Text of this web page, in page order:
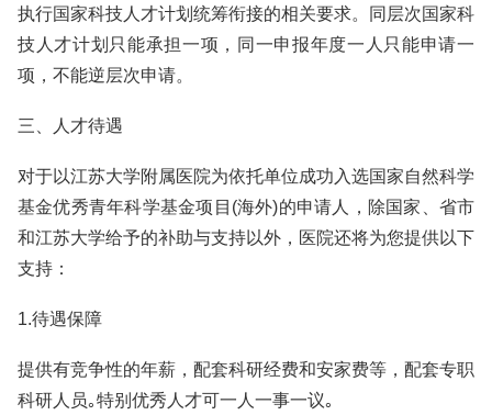
执行国家科技人才计划统筹衔接的相关要求。同层次国家科
技人才计划只能承担一项，同一申报年度一人只能申请一
项，不能逆层次申请。
三、人才待遇
对于以江苏大学附属医院为依托单位成功入选国家自然科学
基金优秀青年科学基金项目(海外)的申请人，除国家、省市
和江苏大学给予的补助与支持以外，医院还将为您提供以下
支持：
1.待遇保障
提供有竞争性的年薪，配套科研经费和安家费等，配套专职
科研人员｡特别优秀人才可一人一事一议｡